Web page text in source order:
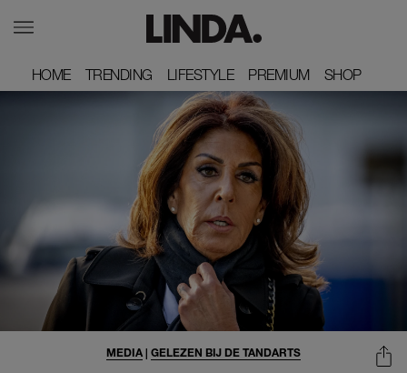
HOME
HOME TRENDING
TRENDING LIFESTYLE
LIFESTYLE PREMIUM
PREMIUM SHOP
SHOP
MEDIA | GELEZEN BIJ DE TANDARTS